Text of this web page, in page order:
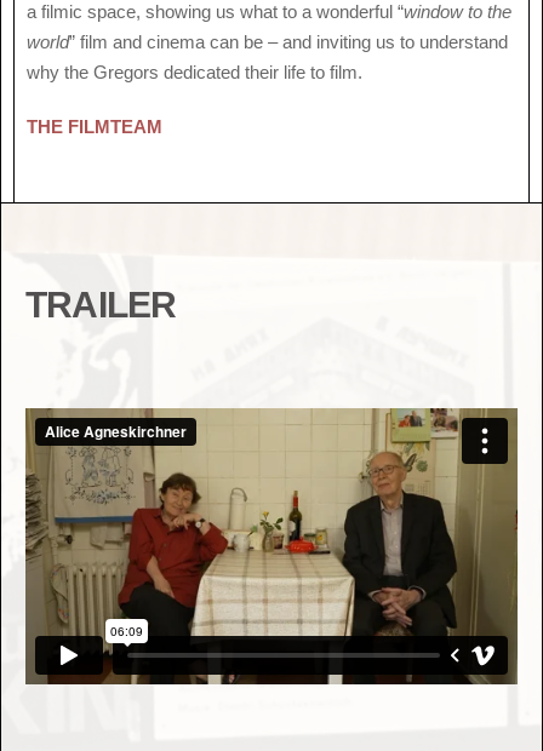
a filmic space, showing us what to a wonderful “window to the
world” film and cinema can be – and inviting us to understand
why the Gregors dedicated their life to film.
THE FILMTEAM
TRAILER